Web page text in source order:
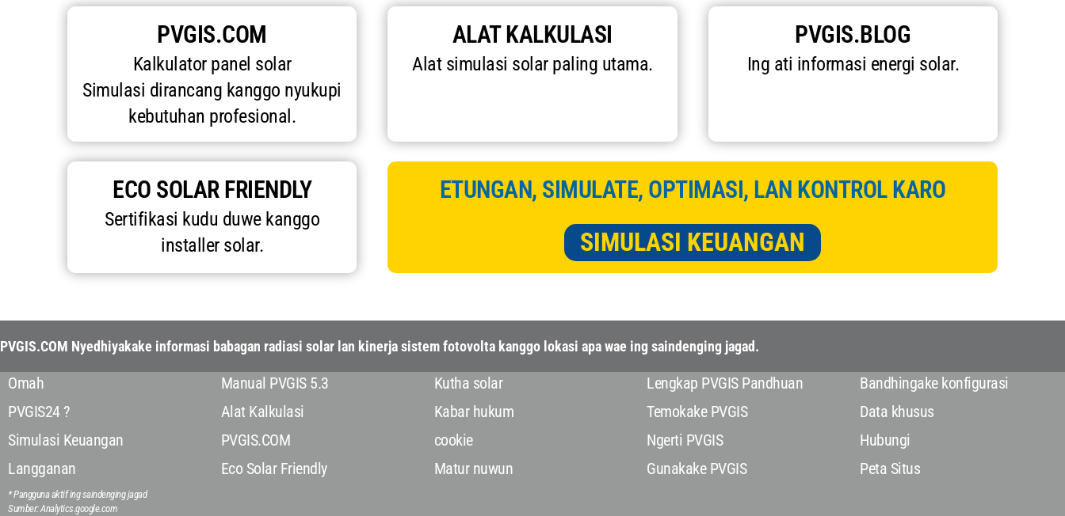
PVGIS.COM
Kalkulator panel solar
Simulasi dirancang kanggo nyukupi
kebutuhan profesional.
ALAT KALKULASI
Alat simulasi solar paling utama.
PVGIS.BLOG
Ing ati informasi energi solar.
ECO SOLAR FRIENDLY
Sertifikasi kudu duwe kanggo
installer solar.
ETUNGAN, SIMULATE, OPTIMASI, LAN KONTROL KARO
SIMULASI KEUANGAN
PVGIS.COM Nyedhiyakake informasi babagan radiasi solar lan kinerja sistem fotovolta kanggo lokasi apa wae ing saindenging jagad.
Omah
PVGIS24 ?
Simulasi Keuangan
Langganan
Manual PVGIS 5.3
Alat Kalkulasi
PVGIS.COM
Eco Solar Friendly
Kutha solar
Kabar hukum
cookie
Matur nuwun
Lengkap PVGIS Pandhuan
Temokake PVGIS
Ngerti PVGIS
Gunakake PVGIS
Bandhingake konfigurasi
Data khusus
Hubungi
Peta Situs
* Pangguna aktif ing saindenging jagad
Sumber: Analytics.google.com